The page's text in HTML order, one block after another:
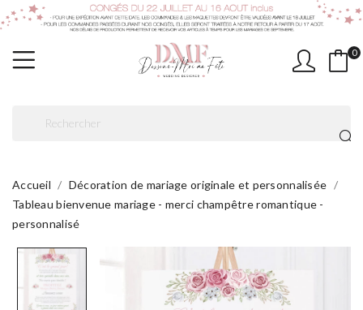
0
Accueil
Décoration de mariage originale et personnalisée
Tableau bienvenue mariage - merci champêtre romantique -
personnalisé